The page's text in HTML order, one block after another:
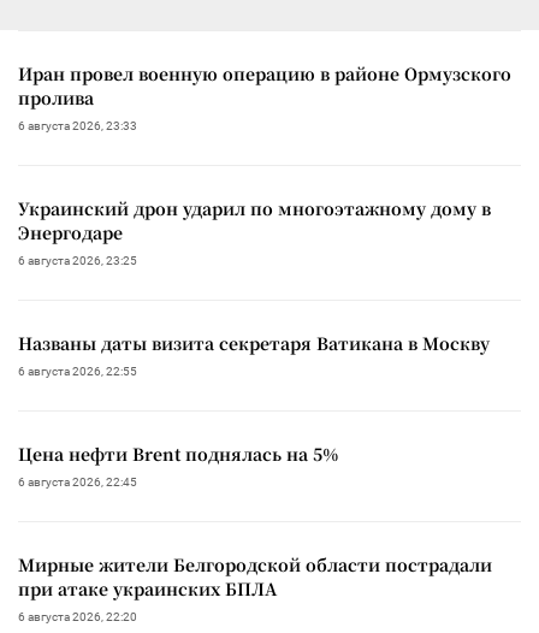
Иран провел военную операцию в районе Ормузского
пролива
6 августа 2026, 23:33
Украинский дрон ударил по многоэтажному дому в
Энергодаре
6 августа 2026, 23:25
Названы даты визита секретаря Ватикана в Москву
6 августа 2026, 22:55
Цена нефти Brent поднялась на 5%
6 августа 2026, 22:45
Мирные жители Белгородской области пострадали
при атаке украинских БПЛА
6 августа 2026, 22:20